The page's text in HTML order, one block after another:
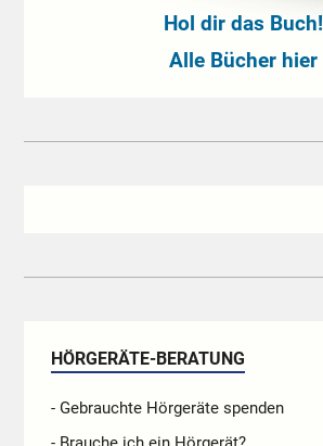
Hol dir das Buch!
Alle Bücher hier
HÖRGERÄTE-BERATUNG
- Gebrauchte Hörgeräte spenden